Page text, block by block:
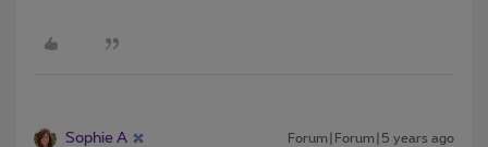
Sophie A Forum|Forum|5 years ago